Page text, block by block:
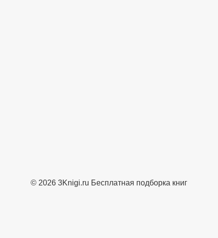
© 2026 3Knigi.ru Бесплатная подборка книг